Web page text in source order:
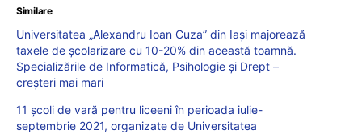
Similare
Universitatea „Alexandru Ioan Cuza” din Iași majorează
taxele de școlarizare cu 10-20% din această toamnă.
Specializările de Informatică, Psihologie și Drept –
creșteri mai mari
11 școli de vară pentru liceeni în perioada iulie-
septembrie 2021, organizate de Universitatea